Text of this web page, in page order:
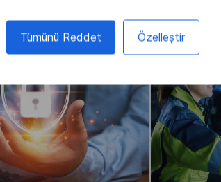
Tümünü Reddet Özelleştir